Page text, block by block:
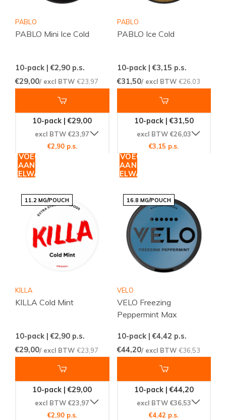
PABLO
PABLO Mini Ice Cold
10-pack | €2,90 p.s.
€29,00/ excl BTW €23,97
10-pack | €29,00
excl BTW €23,97
€2,90 p.s.
TOEVOEGEN
AAN
PABLO
PABLO Ice Cold
10-pack | €3,15 p.s.
€31,50/ excl BTW €26,03
10-pack | €31,50
excl BTW €26,03
€3,15 p.s.
TOEVOEGEN
AAN
WINKELWAGEN
11.2 MG/POUCH
KILLA
KILLA Cold Mint
10-pack | €2,90 p.s.
€29,00/ excl BTW €23,97
10-pack | €29,00
excl BTW €23,97
€2,90 p.s.
16.8 MG/POUCH
VELO
VELO Freezing
Peppermint Max
10-pack | €4,42 p.s.
€44,20/ excl BTW €36,53
10-pack | €44,20
excl BTW €36,53
€4,42 p.s.